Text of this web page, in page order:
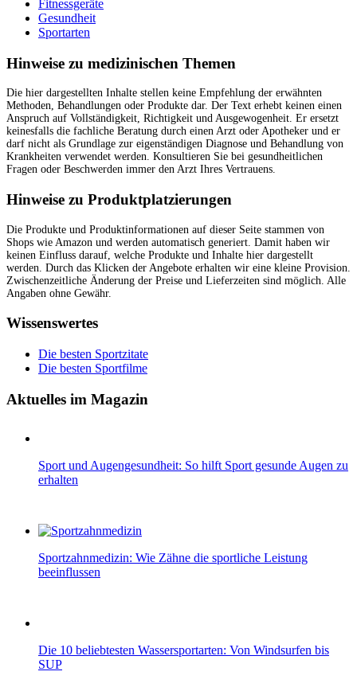
Fitnessgeräte
Gesundheit
Sportarten
Hinweise zu medizinischen Themen
Hinweise zu Produktplatzierungen
Wissenswertes
Die besten Sportzitate
Die besten Sportfilme
Aktuelles im Magazin
Sport und Augengesundheit: So hilft Sport gesunde Augen zu
erhalten
Sportzahnmedizin: Wie Zähne die sportliche Leistung
beeinflussen
Die 10 beliebtesten Wassersportarten: Von Windsurfen bis
SUP